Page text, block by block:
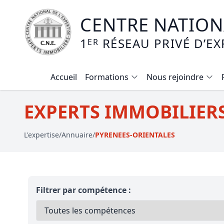
CENTRE
1 ER RÉSEAU PRIVÉ
Accueil
Formations
Formation expertise immobilière /
Expertise local commercial
Mise en copropriété
Expertise terrains agricoles,
Nous rejoindre
EXPERTS
L'expertise/Annuaire/PYRENEES-ORIENTALES
Filtrer par compétence :